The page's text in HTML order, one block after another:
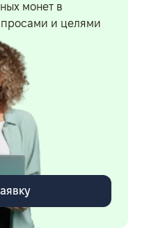
монет в
и целями